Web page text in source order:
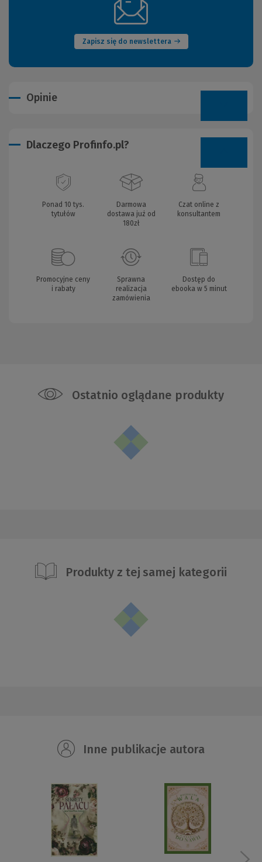
Zapisz się do newslettera
(Nowe
okno)
Opinie
Dlaczego Profinfo.pl?
Ponad 10 tys.
tytułów
Darmowa
dostawa już od
180zł
Czat online z
konsultantem
Promocyjne ceny
i rabaty
Sprawna
realizacja
zamówienia
Dostęp do
ebooka w 5 minut
Ostatnio oglądane produkty
Produkty z tej samej kategorii
Inne publikacje autora